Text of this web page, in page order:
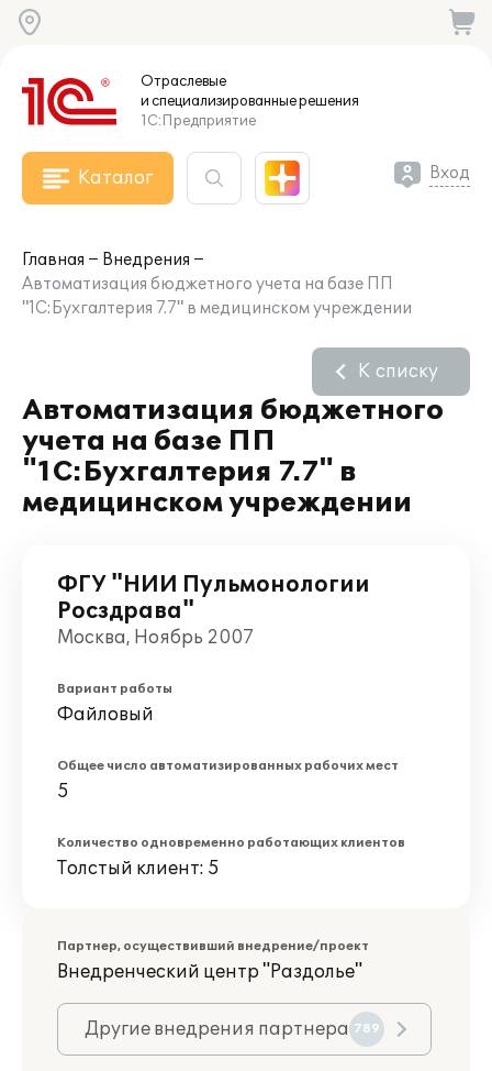
Отраслевые
и специализированныерешения
1С:Предприятие
Каталог Вход
Главная
Внедрения
Автоматизация бюджетного учета на базе ПП
"1С:Бухгалтерия 7.7" в медицинском учреждении
Автоматизация бюджетного
учета на базе ПП
"1С:Бухгалтерия 7.7" в
медицинском учреждении
К списку
ФГУ "НИИ Пульмонологии
Росздрава"
Москва, Ноябрь 2007
Вариант работы
Файловый
Общее число автоматизированных рабочих мест
5
Количество одновременно работающих клиентов
Толстый клиент: 5
Партнер, осуществивший внедрение/проект
Внедренческий центр "Раздолье"
Другие внедрения партнера 789